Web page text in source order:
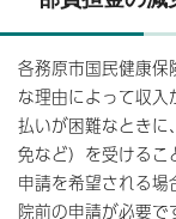
各務原市国民健康
な理由によって収
払いが困難なとき
免など）を受けるこ
申請を希望される
院前の申請が必要で